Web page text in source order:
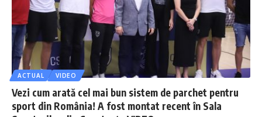
ACTUAL VIDEO
Vezi cum arată cel mai bun sistem de parchet pentru
sport din România! A fost montat recent în Sala